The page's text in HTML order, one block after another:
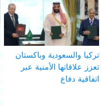
تركيا والسعودية وباكستان
تعزز علاقاتها الأمنية عبر
اتفاقية دفاع